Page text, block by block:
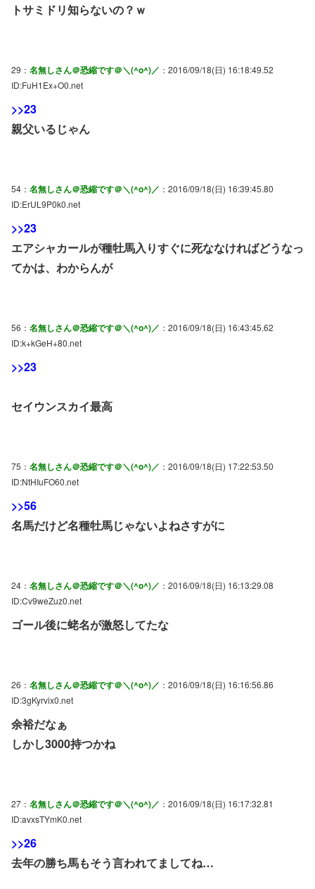
トサミドリ知らないの？ｗ
29： 名無しさん＠恐縮です＠＼(^o^)／ ：2016/09/18(日) 16:18:49.52
ID:FuH1Ex+O0.net
>>23
親父いるじゃん
54： 名無しさん＠恐縮です＠＼(^o^)／ ：2016/09/18(日) 16:39:45.80
ID:ErUL9P0k0.net
>>23
エアシャカールが種牡馬入りすぐに死ななければどうなっ
てかは、わからんが
56： 名無しさん＠恐縮です＠＼(^o^)／ ：2016/09/18(日) 16:43:45.62
ID:k+kGeH+80.net
>>23
セイウンスカイ最高
75： 名無しさん＠恐縮です＠＼(^o^)／ ：2016/09/18(日) 17:22:53.50
ID:NtHIuFO60.net
>>56
名馬だけど名種牡馬じゃないよねさすがに
24： 名無しさん＠恐縮です＠＼(^o^)／ ：2016/09/18(日) 16:13:29.08
ID:Cv9weZuz0.net
ゴール後に蛯名が激怒してたな
26： 名無しさん＠恐縮です＠＼(^o^)／ ：2016/09/18(日) 16:16:56.86
ID:3gKyrvix0.net
余裕だなぁ
しかし3000持つかね
27： 名無しさん＠恐縮です＠＼(^o^)／ ：2016/09/18(日) 16:17:32.81
ID:avxsTYmK0.net
>>26
去年の勝ち馬もそう言われてましてね…